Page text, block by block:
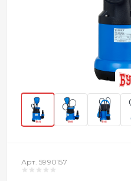
Арт. 5990157